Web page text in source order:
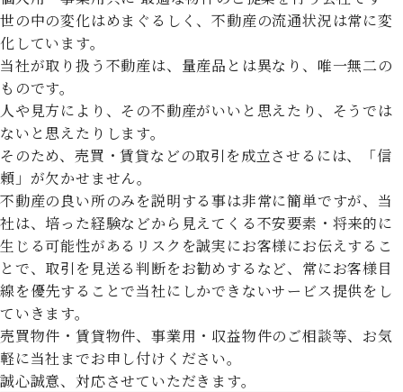
世の中の変化はめまぐるしく、不動産の流通状況は常に変
化しています。
当社が取り扱う不動産は、量産品とは異なり、唯一無二の
ものです。
人や見方により、その不動産がいいと思えたり、そうでは
ないと思えたりします。
そのため、売買・賃貸などの取引を成立させるには、「信
頼」が欠かせません。
不動産の良い所のみを説明する事は非常に簡単ですが、当
社は、培った経験などから見えてくる不安要素・将来的に
生じる可能性があるリスクを誠実にお客様にお伝えするこ
とで、取引を見送る判断をお勧めするなど、常にお客様目
線を優先することで当社にしかできないサービス提供をし
ていきます。
売買物件・賃貸物件、事業用・収益物件のご相談等、お気
軽に当社までお申し付けください。
誠心誠意、対応させていただきます。